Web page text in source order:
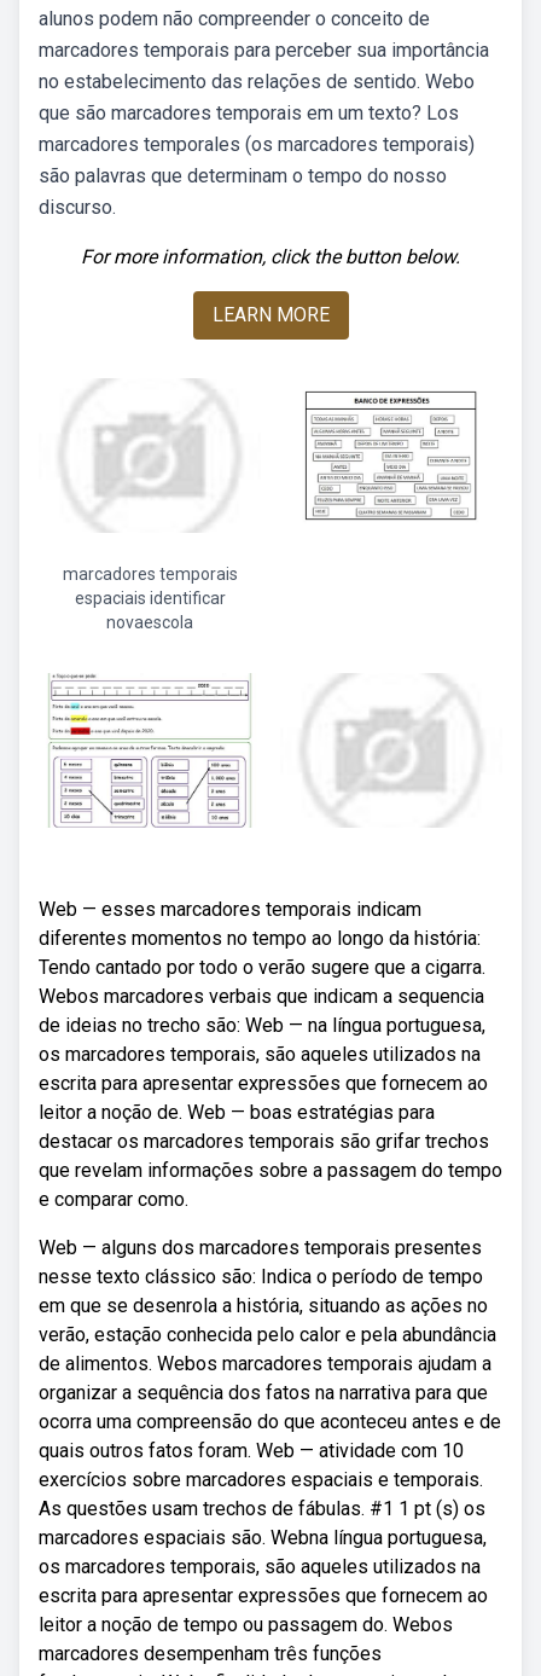
alunos podem não compreender o conceito de
marcadores temporais para perceber sua importância
no estabelecimento das relações de sentido. Webo
que são marcadores temporais em um texto? Los
marcadores temporales (os marcadores temporais)
são palavras que determinam o tempo do nosso
discurso.
For more information, click the button below.
LEARN MORE
marcadores temporais
espaciais identificar
novaescola
Web — esses marcadores temporais indicam
diferentes momentos no tempo ao longo da história:
Tendo cantado por todo o verão sugere que a cigarra.
Webos marcadores verbais que indicam a sequencia
de ideias no trecho são: Web — na língua portuguesa,
os marcadores temporais, são aqueles utilizados na
escrita para apresentar expressões que fornecem ao
leitor a noção de. Web — boas estratégias para
destacar os marcadores temporais são grifar trechos
que revelam informações sobre a passagem do tempo
e comparar como.
Web — alguns dos marcadores temporais presentes
nesse texto clássico são: Indica o período de tempo
em que se desenrola a história, situando as ações no
verão, estação conhecida pelo calor e pela abundância
de alimentos. Webos marcadores temporais ajudam a
organizar a sequência dos fatos na narrativa para que
ocorra uma compreensão do que aconteceu antes e de
quais outros fatos foram. Web — atividade com 10
exercícios sobre marcadores espaciais e temporais.
As questões usam trechos de fábulas. #1 1 pt (s) os
marcadores espaciais são. Webna língua portuguesa,
os marcadores temporais, são aqueles utilizados na
escrita para apresentar expressões que fornecem ao
leitor a noção de tempo ou passagem do. Webos
marcadores desempenham três funções